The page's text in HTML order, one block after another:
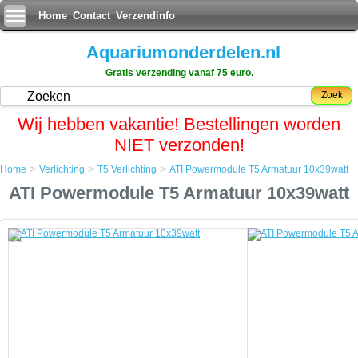
Home Contact Verzendinfo
Aquariumonderdelen.nl
Gratis verzending vanaf 75 euro.
Zoek
Wij hebben vakantie! Bestellingen worden
NIET verzonden!
Verlichting
ATI Powermodule T5 Armatuur 10x39watt
Home > Verlichting > T5 Verlichting > ATI Powermodule T5 Armatuur 10x39watt
ATI Powermodule T5 Armatuur 10x39watt